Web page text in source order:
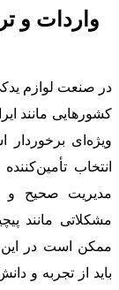
واردات و
کشورهایی مانند
ویژه‌ای
انتخاب
مدیریت صحیح و
مشکلاتی مانند
ممکن است در این
باید از تجربه و